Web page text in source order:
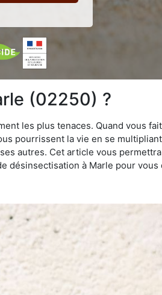
(02250) ?
les plus tenaces. Quand vous
pourrissent la vie en se
autres. Cet article vous
désinsectisation à Marle pour vous